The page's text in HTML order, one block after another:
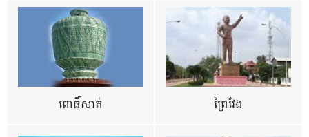
ពោធិ៍សាត់ ព្រៃវែង